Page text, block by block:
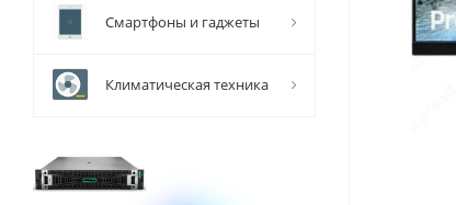
Смартфоны и гаджеты
Климатическая техника